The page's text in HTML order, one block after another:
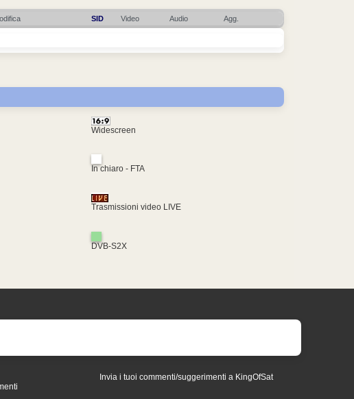
SID Video Audio Agg.
Widescreen
In chiaro - FTA
Trasmissioni video LIVE
DVB-S2X
Invia i tuoi commenti/suggerimenti a KingOfSat